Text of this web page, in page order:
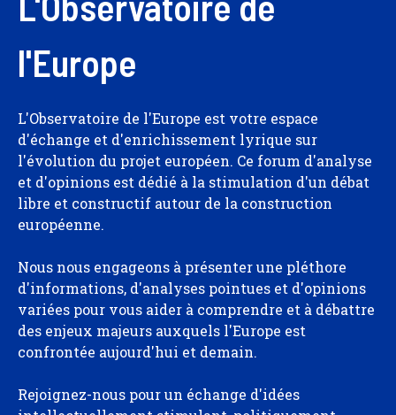
l'Europe
L'Observatoire de l'Europe est votre espace
d'échange et d'enrichissement lyrique sur
l'évolution du projet européen. Ce forum d'analyse
et d'opinions est dédié à la stimulation d'un débat
libre et constructif autour de la construction
européenne.
Nous nous engageons à présenter une pléthore
d'informations, d'analyses pointues et d'opinions
variées pour vous aider à comprendre et à débattre
des enjeux majeurs auxquels l'Europe est
confrontée aujourd'hui et demain.
Rejoignez-nous pour un échange d'idées